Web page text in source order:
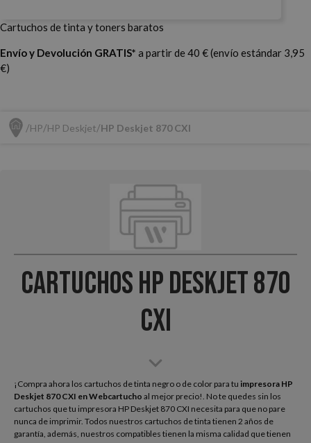
Cartuchos de tinta y toners baratos
Envío y Devolución GRATIS* a partir de 40 € (envío estándar 3,95
€)
HP HP Deskjet HP Deskjet 870 CXI
Cartuchos HP Deskjet 870
CXI
¡Compra ahora los cartuchos de tinta negro o de color para tu impresora HP
Deskjet 870 CXI en Webcartucho al mejor precio!. No te quedes sin los
cartuchos que tu impresora HP Deskjet 870 CXI necesita para que no pare
nunca de imprimir. Todos nuestros cartuchos de tinta tienen 2 años de
garantía, además, nuestros compatibles tienen la misma calidad que tienen